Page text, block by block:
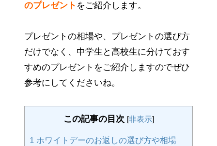
のプレゼント をご紹介します。
プレゼントの相場や、プレゼントの選び方
だけでなく、中学生と高校生に分けておす
すめのプレゼントをご紹介しますのでぜひ
参考にしてくださいね。
この記事の目次 [非表示]
1 ホワイトデーのお返しの選び方や相場